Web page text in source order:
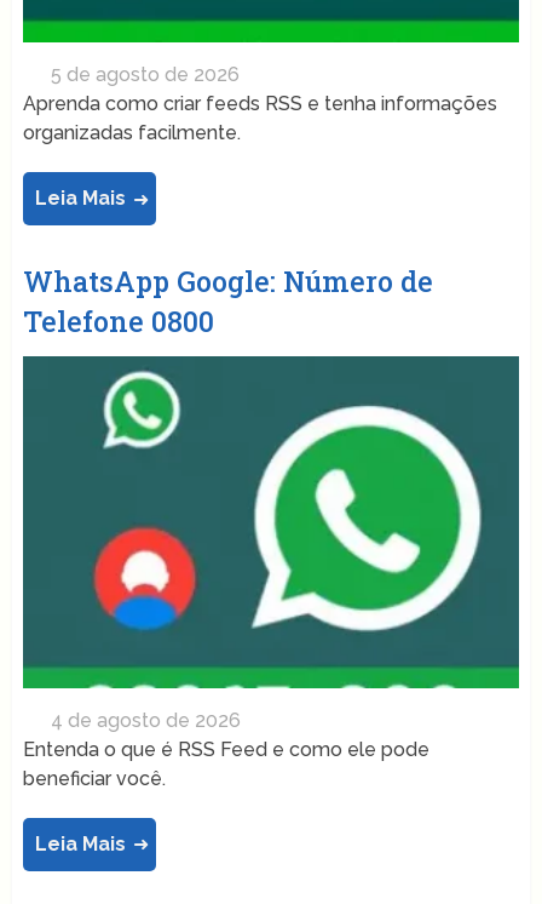
5 de agosto de 2026
Aprenda como criar feeds RSS e tenha informações
organizadas facilmente.
Leia Mais
WhatsApp Google: Número de
Telefone 0800
4 de agosto de 2026
Entenda o que é RSS Feed e como ele pode
beneficiar você.
Leia Mais